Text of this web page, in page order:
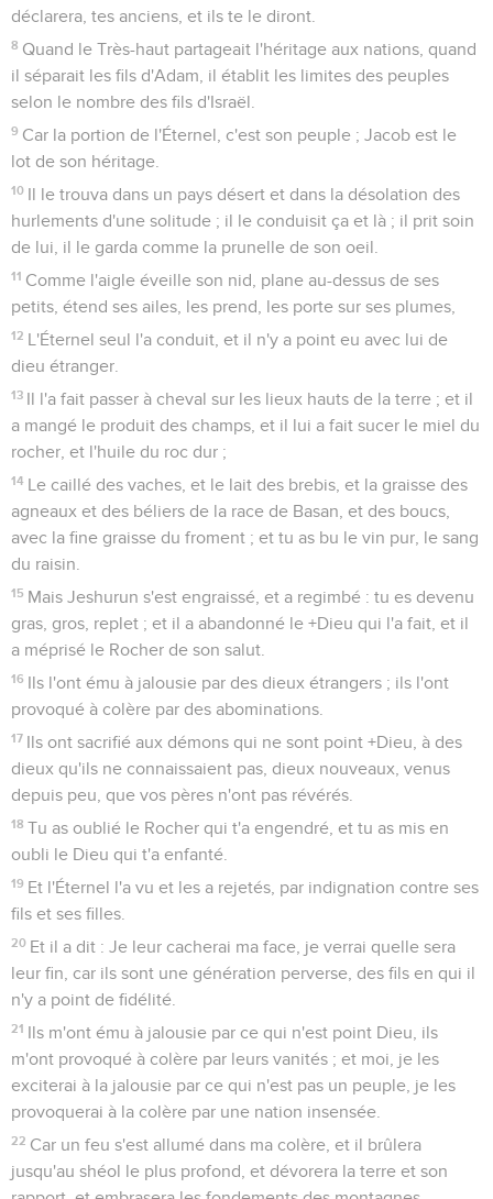
déclarera, tes anciens, et ils te le diront.
8 Quand le Très-haut partageait l'héritage aux nations, quand
il séparait les fils d'Adam, il établit les limites des peuples
selon le nombre des fils d'Israël.
9 Car la portion de l'Éternel, c'est son peuple ; Jacob est le
lot de son héritage.
10 Il le trouva dans un pays désert et dans la désolation des
hurlements d'une solitude ; il le conduisit ça et là ; il prit soin
de lui, il le garda comme la prunelle de son oeil.
11 Comme l'aigle éveille son nid, plane au-dessus de ses
petits, étend ses ailes, les prend, les porte sur ses plumes,
12 L'Éternel seul l'a conduit, et il n'y a point eu avec lui de
dieu étranger.
13 Il l'a fait passer à cheval sur les lieux hauts de la terre ; et il
a mangé le produit des champs, et il lui a fait sucer le miel du
rocher, et l'huile du roc dur ;
14 Le caillé des vaches, et le lait des brebis, et la graisse des
agneaux et des béliers de la race de Basan, et des boucs,
avec la fine graisse du froment ; et tu as bu le vin pur, le sang
du raisin.
15 Mais Jeshurun s'est engraissé, et a regimbé : tu es devenu
gras, gros, replet ; et il a abandonné le +Dieu qui l'a fait, et il
a méprisé le Rocher de son salut.
16 Ils l'ont ému à jalousie par des dieux étrangers ; ils l'ont
provoqué à colère par des abominations.
17 Ils ont sacrifié aux démons qui ne sont point +Dieu, à des
dieux qu'ils ne connaissaient pas, dieux nouveaux, venus
depuis peu, que vos pères n'ont pas révérés.
18 Tu as oublié le Rocher qui t'a engendré, et tu as mis en
oubli le Dieu qui t'a enfanté.
19 Et l'Éternel l'a vu et les a rejetés, par indignation contre ses
fils et ses filles.
20 Et il a dit : Je leur cacherai ma face, je verrai quelle sera
leur fin, car ils sont une génération perverse, des fils en qui il
n'y a point de fidélité.
21 Ils m'ont ému à jalousie par ce qui n'est point Dieu, ils
m'ont provoqué à colère par leurs vanités ; et moi, je les
exciterai à la jalousie par ce qui n'est pas un peuple, je les
provoquerai à la colère par une nation insensée.
22 Car un feu s'est allumé dans ma colère, et il brûlera
jusqu'au shéol le plus profond, et dévorera la terre et son